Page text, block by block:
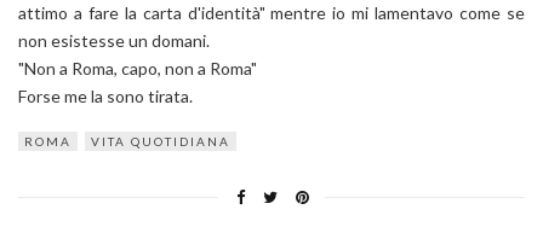
attimo a fare la carta d'identità" mentre io mi lamentavo come se
non esistesse un domani.
"Non a Roma, capo, non a Roma"
Forse me la sono tirata.
ROMA VITA QUOTIDIANA